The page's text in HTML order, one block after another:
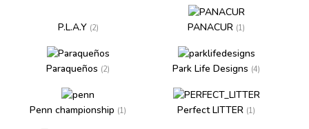
P.L.A.Y (2) PANACUR (1)
Paraqueños (2) Park Life Designs (4)
Penn championship (1) Perfect LITTER (1)